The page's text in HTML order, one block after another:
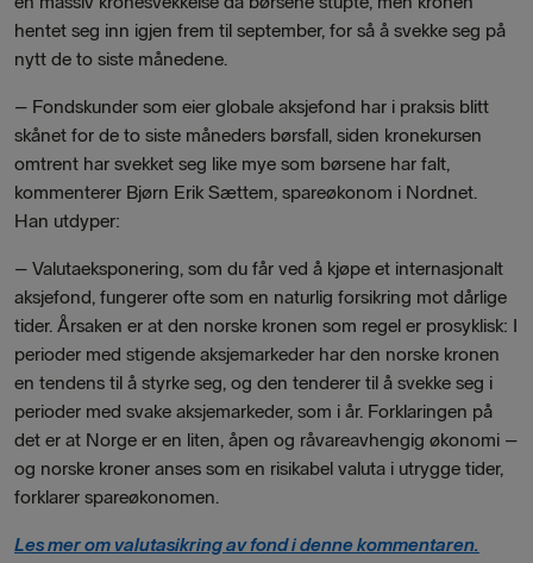
hentet seg inn igjen frem til september, for så å svekke seg på
nytt de to siste månedene.
– Fondskunder som eier globale aksjefond har i praksis blitt
skånet for de to siste måneders børsfall, siden kronekursen
omtrent har svekket seg like mye som børsene har falt,
kommenterer Bjørn Erik Sættem, spareøkonom i Nordnet.
Han utdyper:
– Valutaeksponering, som du får ved å kjøpe et internasjonalt
aksjefond, fungerer ofte som en naturlig forsikring mot dårlige
tider. Årsaken er at den norske kronen som regel er prosyklisk: I
perioder med stigende aksjemarkeder har den norske kronen
en tendens til å styrke seg, og den tenderer til å svekke seg i
perioder med svake aksjemarkeder, som i år. Forklaringen på
det er at Norge er en liten, åpen og råvareavhengig økonomi –
og norske kroner anses som en risikabel valuta i utrygge tider,
forklarer spareøkonomen.
Les mer om valutasikring av fond i denne kommentaren.